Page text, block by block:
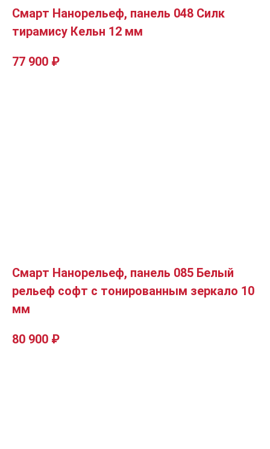
Смарт Нанорельеф, панель 048 Силк
тирамису Кельн 12 мм
77 900 ₽
Смарт Нанорельеф, панель 085 Белый
рельеф софт с тонированным зеркало 10
мм
80 900 ₽